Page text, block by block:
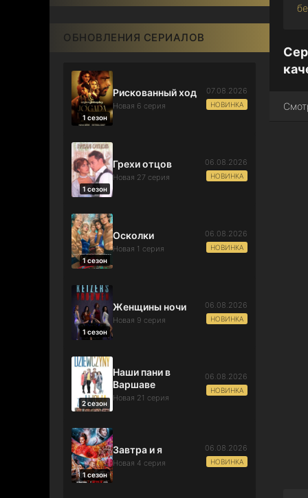
ОБНОВЛЕНИЯ СЕРИАЛОВ
1 сезон
Рискованный ход
Новая 6 серия
07.08.2026
НОВИНКА
1 сезон
Грехи отцов
Новая 27 серия
06.08.2026
НОВИНКА
1 сезон
Осколки
Новая 1 серия
06.08.2026
НОВИНКА
1 сезон
Женщины ночи
Новая 9 серия
06.08.2026
НОВИНКА
2 сезон
Наши пани в
Варшаве
Новая 21 серия
06.08.2026
НОВИНКА
1 сезон
Завтра и я
Новая 4 серия
06.08.2026
НОВИНКА